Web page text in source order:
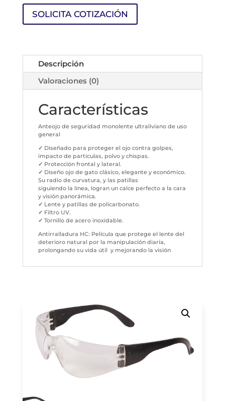
SOLICITA COTIZACIÓN
Descripción
Valoraciones (0)
Características
Anteojo de seguridad monolente ultraliviano de uso
general
✓ Diseñado para proteger el ojo contra golpes,
impacto de partículas, polvo y chispas.
✓ Protección frontal y lateral.
✓ Diseño ojo de gato clásico, elegante y económico.
Su radio de curvatura, y las patillas
siguiendo la línea, logran un calce perfecto a la cara
y visión panorámica.
✓ Lente y patillas de policarbonato.
✓ Filtro UV.
✓ Tornillo de acero inoxidable.
Antirralladura HC: Película que protege el lente del
deterioro natural por la manipulación diaria,
prolongando su vida útil y mejorando la visión